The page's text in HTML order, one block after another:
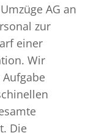
AG an
zur
einer
Wir
Die